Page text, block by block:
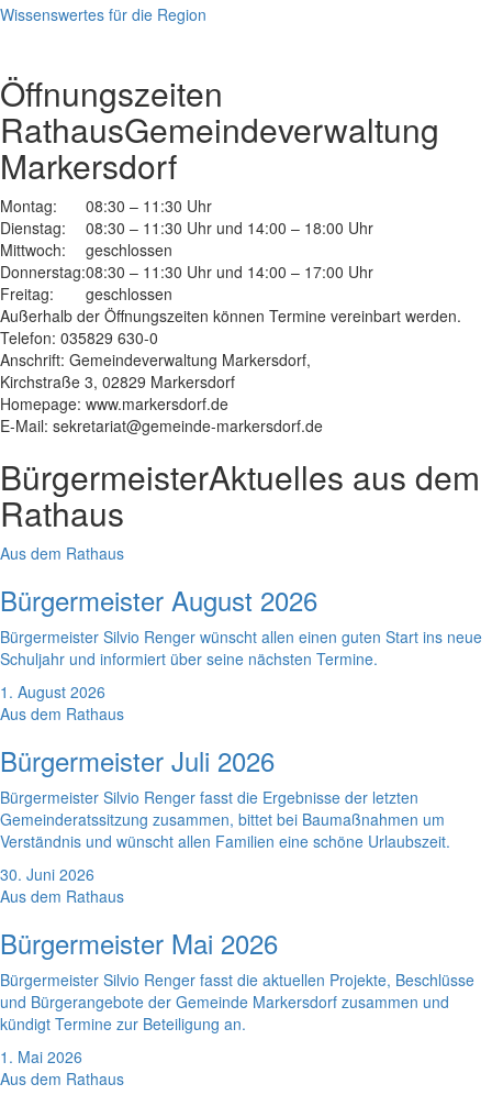
Wissenswertes für die Region
Öffnungszeiten
RathausGemeindeverwaltung
Markersdorf
Montag:
08:30 – 11:30 Uhr
Dienstag:
08:30 – 11:30 Uhr und 14:00 – 18:00 Uhr
Mittwoch:
geschlossen
Donnerstag:08:30 – 11:30 Uhr und 14:00 – 17:00 Uhr
Freitag:
geschlossen
Außerhalb der Öffnungszeiten können Termine vereinbart werden.
Telefon: 035829 630-0
Anschrift: Gemeindeverwaltung Markersdorf,
Kirchstraße 3, 02829 Markersdorf
Homepage: www.markersdorf.de
E-Mail: sekretariat@gemeinde-markersdorf.de
BürgermeisterAktuelles aus dem
Rathaus
Aus dem Rathaus
Bürgermeister August 2026
Bürgermeister Silvio Renger wünscht allen einen guten Start ins neue
Schuljahr und informiert über seine nächsten Termine.
1. August 2026
Aus dem Rathaus
Bürgermeister Juli 2026
Bürgermeister Silvio Renger fasst die Ergebnisse der letzten
Gemeinderatssitzung zusammen, bittet bei Baumaßnahmen um
Verständnis und wünscht allen Familien eine schöne Urlaubszeit.
30. Juni 2026
Aus dem Rathaus
Bürgermeister Mai 2026
Bürgermeister Silvio Renger fasst die aktuellen Projekte, Beschlüsse
und Bürgerangebote der Gemeinde Markersdorf zusammen und
kündigt Termine zur Beteiligung an.
1. Mai 2026
Aus dem Rathaus